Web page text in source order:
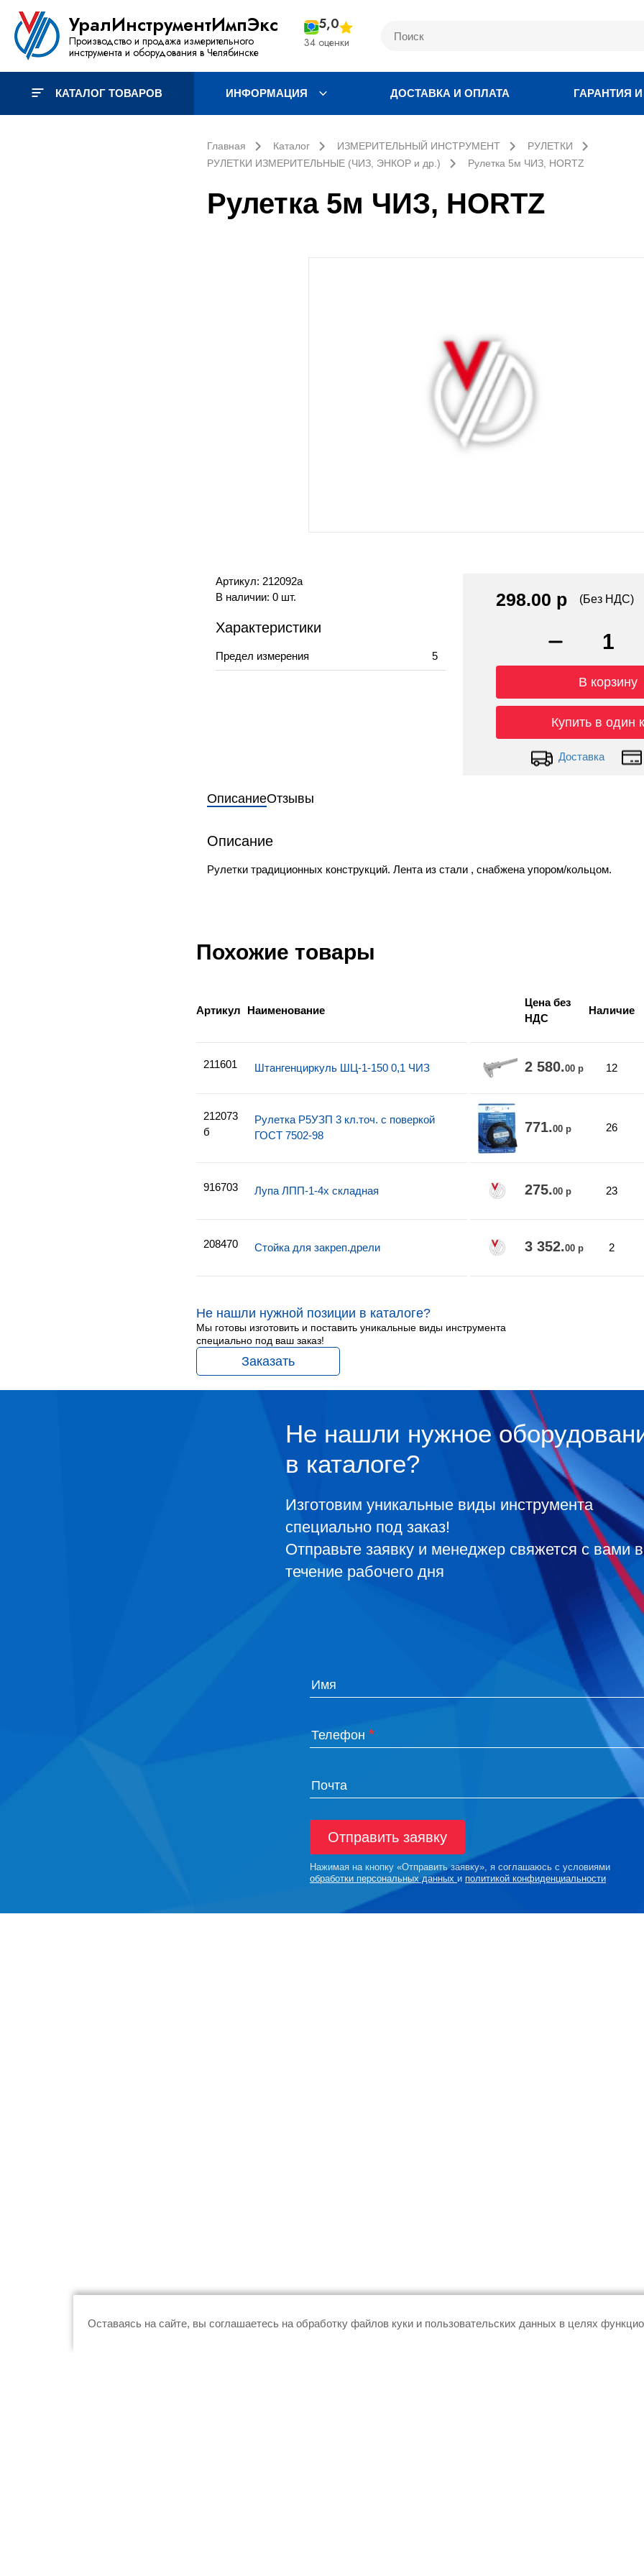
УралИнструментИмпЭкс
Производство и продажа измерительного
инструмента и оборудования в Челябинске
5,0
34 оценки
КАТАЛОГ ТОВАРОВ ИНФОРМАЦИЯ ДОСТАВКА И ОПЛАТА ГАРАНТИЯ
Главная Каталог ИЗМЕРИТЕЛЬНЫЙ ИНСТРУМЕНТ
РУЛЕТКИ
РУЛЕТКИ ИЗМЕРИТЕЛЬНЫЕ (ЧИЗ, ЭНКОР и др.)
Рулетка 5м ЧИЗ, HORTZ
Рулетка 5м ЧИЗ, HORTZ
Артикул: 212092а
В наличии: 0 шт.
Характеристики
Предел измерения 5
298.00 р (Без НДС)
В корзину
Купить в один
Доставка
ОписаниеОтзывы
Описание
Рулетки традиционных конструкций. Лента из стали , снабжена упором/кольцом.
Похожие товары
Артикул Наименование
Цена без
НДС
Наличие
211601 Штангенциркуль ШЦ-1-150 0,1 ЧИЗ 2 580.00 р 12
212073
б
Рулетка Р5УЗП 3 кл.точ. с поверкой
ГОСТ 7502-98
771.00 р 26
916703 Лупа ЛПП-1-4х складная 275.00 р 23
208470 Стойка для закреп.дрели 3 352.00 р 2
Не нашли нужной позиции в каталоге?
Мы готовы изготовить и поставить уникальные виды инструмента
специально под ваш заказ!
Заказать
Не нашли нужное
в каталоге?
Изготовим уникальные виды инструмента
специально под заказ!
Отправьте заявку и менеджер свяжется с вами в
течение рабочего дня
Имя
Телефон *
Почта
Отправить заявку
Нажимая на кнопку «Отправить заявку», я соглашаюсь с условиями
обработки персональных данных и политикой конфиденциальности
Оставаясь на сайте, вы соглашаетесь на обработку файлов куки и пользовательских данных в целях